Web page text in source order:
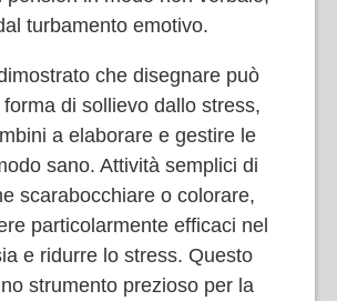
turbamento emotivo.
che disegnare può
di sollievo dallo stress,
a elaborare e gestire le
sano. Attività semplici di
scarabocchiare o colorare,
particolarmente efficaci nel
e ridurre lo stress. Questo
strumento prezioso per la